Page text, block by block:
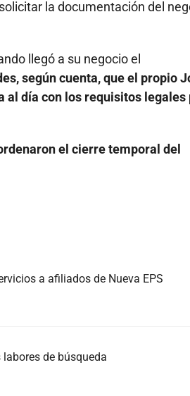
la documentación del
llegó a su negocio el
según cuenta, que el propio
al día con los requisitos legales
el cierre temporal del
a afiliados de Nueva EPS
de búsqueda